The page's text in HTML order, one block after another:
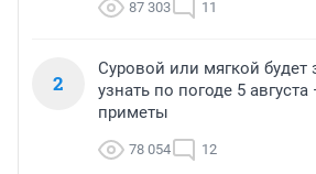
87 303 11
2
Суровой или мягкой
узнать по погоде 5
приметы
78 054 12